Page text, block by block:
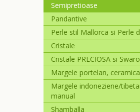
Semipretioase
Pandantive
Perle stil Mallorca si Perle
Cristale
Cristale PRECIOSA si
Margele portelan,
Margele indoneziene/
manual
Shamballa